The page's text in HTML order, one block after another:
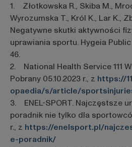
1. Złotkowska R., Skiba M.,
Wyrozumska T., Król K., Lar K.,
Negatywne skutki aktywności
uprawiania sportu. Hygeia Public
46.
2. National Health Service 111
Pobrany 05.10.2023 r., z https://
opaedia/s/article/
3. ENEL-SPORT. Najczęstsze
poradnik nie tylko dla
r., z https://enelsport.pl/
e-poradnik/